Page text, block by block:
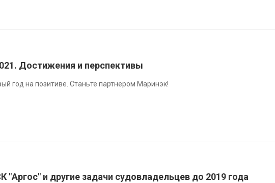
Достижения и перспективы
год на позитиве. Станьте партнером Маринэк!
"Аргос" и другие задачи судовладельцев до 2019 года